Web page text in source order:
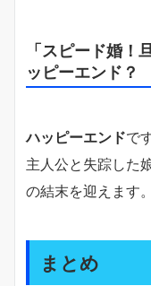
「スピード婚！
ッピーエンド？
ハッピーエンドで
主人公と失踪した
の結末を迎えます。
まとめ